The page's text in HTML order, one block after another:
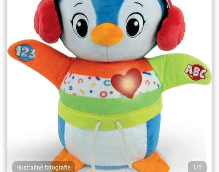
Ilustračné fotografie 1/5